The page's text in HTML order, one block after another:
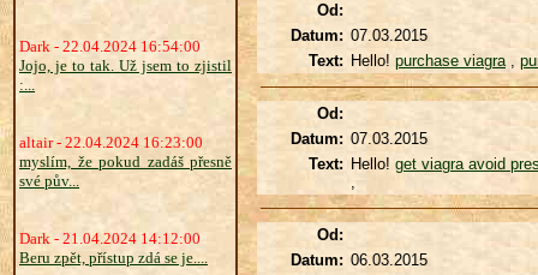
Dark - 22.04.2024 16:54:00
Jojo, je to tak. Už jsem to zjistil
:...
altair - 22.04.2024 16:23:00
myslím, že pokud zadáš přesně
své pův...
Dark - 21.04.2024 14:12:00
Beru zpět, přístup zdá se je....
Od:
Datum: 07.03.2015
Text: Hello! purchase viagra,
Od:
Datum: 07.03.2015
Text: Hello! get viagra avoid
,
Od:
Datum: 06.03.2015